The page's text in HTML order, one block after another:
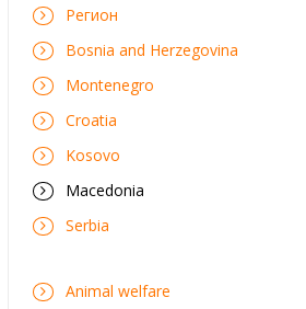
Регион
Bosnia and Herzegovina
Montenegro
Croatia
Kosovo
Macedonia
Serbia
Animal welfare